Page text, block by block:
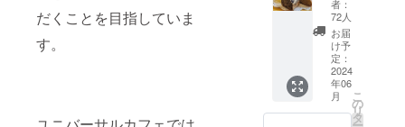
だくことを目指していま
す。
るプラ
ン
10,000
円...心を
こめた
お礼の
メール
と「パ
者：
72人
お届
け予
定：
2024
年06
月
こ
の
リ
タ